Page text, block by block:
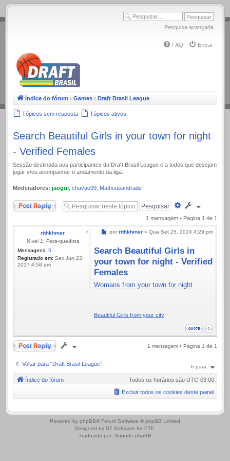
.
Pesquisa avançada
FAQ Entrar
Índice do fórum ‹ Games ‹ Draft Brasil League
Tópicos sem resposta Tópicos ativos
Search Beautiful Girls in your town for night
- Verified Females
Sessão destinada aos participantes da Draft Brasil League e a todos que desejam
jogar e/ou acompanhar o andamento da liga.
Moderadores: jaogui chavao99 Matheusandrade
Responder
Pesquisa
avançada
1 mensagem • Página 1 de 1
rithkhmer
Nível 1: Pára-quedista
Mensagens: 5
Registrado em: Sex Jun 23,
2017 4:58 am
Mensagem
por rithkhmer » Qua Set 25, 2024 4:29 pm
Search Beautiful Girls in
your town for night - Verified
Females
Womans from your town for night
Beautiful Girls from your city
Responder 1 mensagem • Página 1 de 1
Voltar para “Draft Brasil League” Ir para
Índice do fórum Todos os horários são UTC-03:00
Excluir todos os cookies deste painel
.
Powered by phpBB® Forum Software © phpBB Limited
Designed by ST Software for PTF.
Traduzido por: Suporte phpBB